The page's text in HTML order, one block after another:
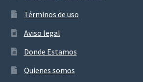
Términos de uso
Aviso legal
Donde Estamos
Quienes somos